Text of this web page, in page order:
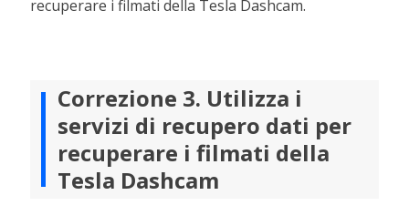
recuperare i filmati della Tesla Dashcam.
Correzione 3. Utilizza i
servizi di recupero dati per
recuperare i filmati della
Tesla Dashcam